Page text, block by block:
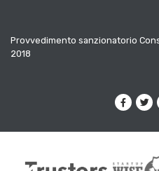
Provvedimento sanzionatorio
2018